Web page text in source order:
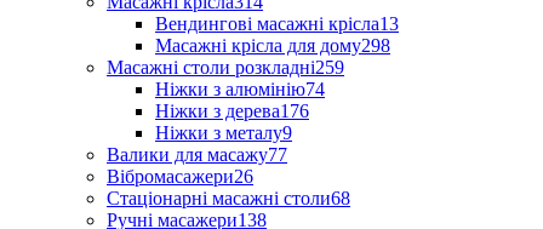
Вендингові масажні крісла13
Масажні крісла для дому298
Масажні столи розкладні259
Ніжки з алюмінію74
Ніжки з дерева176
Ніжки з металу9
Валики для масажу77
Вібромасажери26
Стаціонарні масажні столи68
Ручні масажери138